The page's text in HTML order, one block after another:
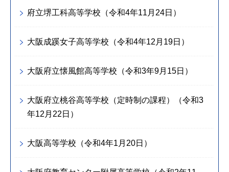
府立堺工科高等学校（令和4年11月24日）
大阪成蹊女子高等学校（令和4年12月19日）
大阪府立懐風館高等学校（令和3年9月15日）
大阪府立桃谷高等学校（定時制の課程）（令和3
年12月22日）
大阪高等学校（令和4年1月20日）